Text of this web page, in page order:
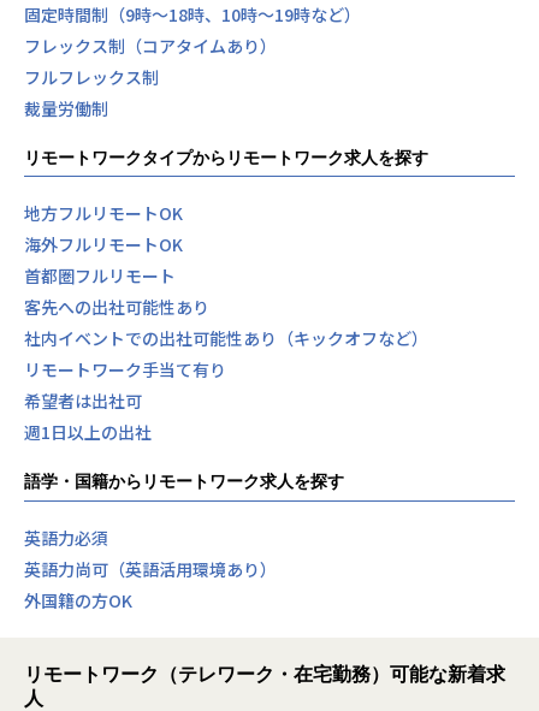
固定時間制（9時～18時、10時～19時など）
フレックス制（コアタイムあり）
フルフレックス制
裁量労働制
リモートワークタイプからリモートワーク求人を探す
地方フルリモートOK
海外フルリモートOK
首都圏フルリモート
客先への出社可能性あり
社内イベントでの出社可能性あり（キックオフなど）
リモートワーク手当て有り
希望者は出社可
週1日以上の出社
語学・国籍からリモートワーク求人を探す
英語力必須
英語力尚可（英語活用環境あり）
外国籍の方OK
リモートワーク（テレワーク・在宅勤務）可能な新着求
人